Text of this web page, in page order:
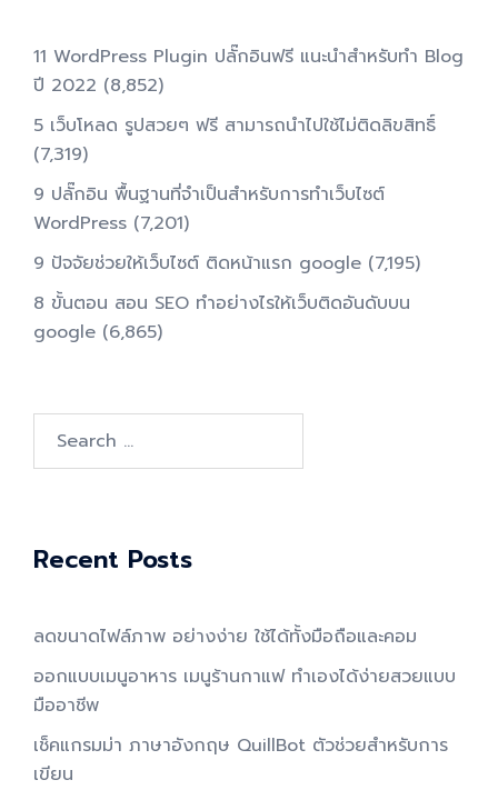
11 WordPress Plugin ปลั๊กอินฟรี แนะนำสำหรับทำ Blog
ปี 2022 (8,852)
5 เว็บโหลด รูปสวยๆ ฟรี สามารถนำไปใช้ไม่ติดลิขสิทธิ์
(7,319)
9 ปลั๊กอิน พื้นฐานที่จำเป็นสำหรับการทําเว็บไซต์
WordPress (7,201)
9 ปัจจัยช่วยให้เว็บไซต์ ติดหน้าแรก google (7,195)
8 ขั้นตอน สอน SEO ทําอย่างไรให้เว็บติดอันดับบน
google (6,865)
for:
Recent Posts
ลดขนาดไฟล์ภาพ อย่างง่าย ใช้ได้ทั้งมือถือและคอม
ออกแบบเมนูอาหาร เมนูร้านกาแฟ ทำเองได้ง่ายสวยแบบ
มืออาชีพ
เช็คแกรมม่า ภาษาอังกฤษ QuillBot ตัวช่วยสำหรับการ
เขียน